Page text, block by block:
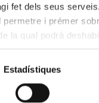
fet dels seus
i prémer
la qual podrà
Estadístiques